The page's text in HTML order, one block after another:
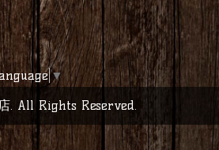
▼
. All Rights Reserved.